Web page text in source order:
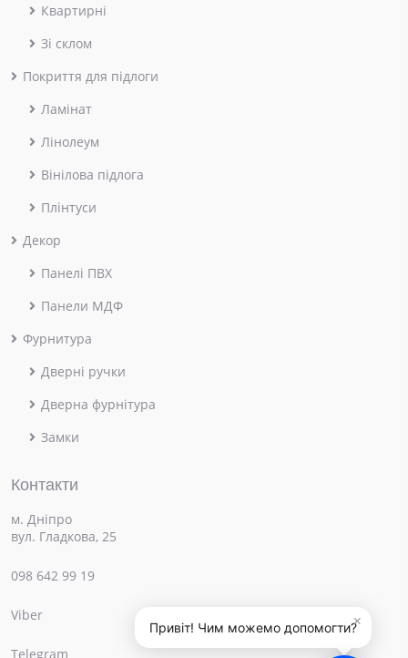
×
Привіт! Чим можемо допомогти?
Квартирні
Зі склом
Покриття для підлоги
Ламінат
Лінолеум
Вінілова підлога
Плінтуси
Декор
Панелі ПВХ
Панели МДФ
Фурнитура
Дверні ручки
Дверна фурнітура
Замки
Контакти
м. Дніпро
вул. Гладкова, 25
098 642 99 19
Viber
Telegram